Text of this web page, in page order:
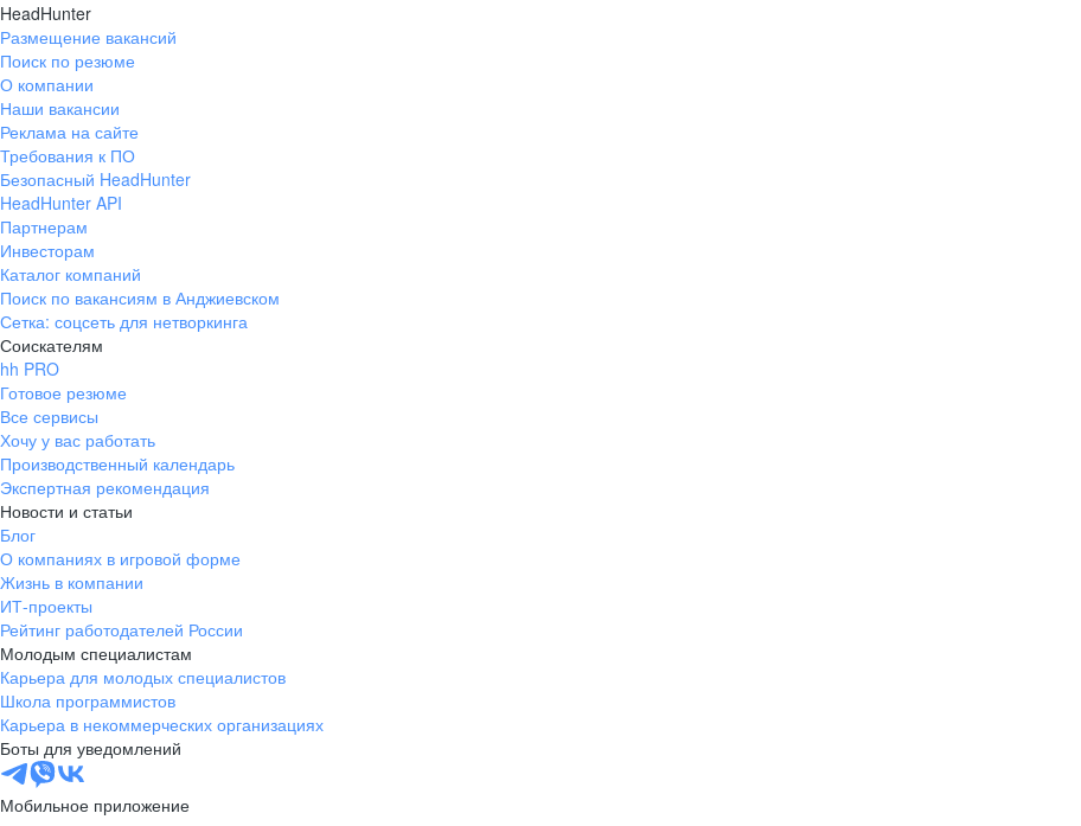
HeadHunter
Размещение вакансий
Поиск по резюме
О компании
Наши вакансии
Реклама на сайте
Требования к ПО
Безопасный HeadHunter
HeadHunter API
Партнерам
Инвесторам
Каталог компаний
Поиск по вакансиям в Анджиевском
Сетка: соцсеть для нетворкинга
Соискателям
hh PRO
Готовое резюме
Все сервисы
Хочу у вас работать
Производственный календарь
Экспертная рекомендация
Новости и статьи
Блог
О компаниях в игровой форме
Жизнь в компании
ИТ-проекты
Рейтинг работодателей России
Молодым специалистам
Карьера для молодых специалистов
Школа программистов
Карьера в некоммерческих организациях
Боты для уведомлений
Мобильное приложение